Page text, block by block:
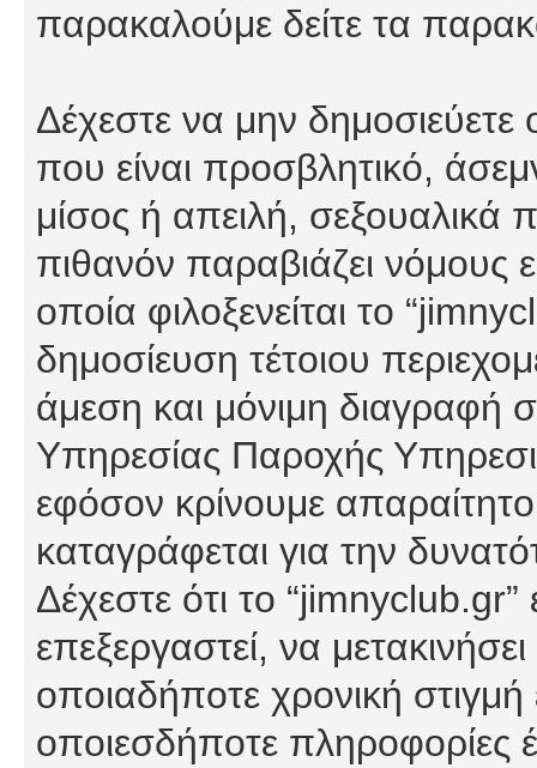
παρακαλούμε δείτε τα
Δέχεστε να μην
που είναι προσβλητικό,
μίσος ή απειλή, σεξουαλικά
πιθανόν παραβιάζει νόμους
οποία φιλοξενείται το
δημοσίευση τέτοιου
άμεση και μόνιμη διαγραφή
Υπηρεσίας Παροχής
εφόσον κρίνουμε
καταγράφεται για την
Δέχεστε ότι το
επεξεργαστεί, να
οποιαδήποτε χρονική στιγμή
οποιεσδήποτε πληροφορίες